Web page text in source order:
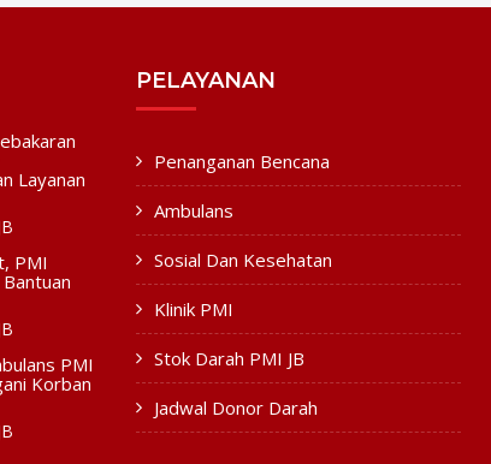
Layanan
PMI
PMI
Korban
PELAYANAN
Penanganan Bencana
Ambulans
Sosial Dan Kesehatan
Klinik PMI
Stok Darah PMI JB
Jadwal Donor Darah